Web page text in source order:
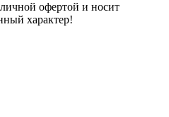
офертой и носит
характер!